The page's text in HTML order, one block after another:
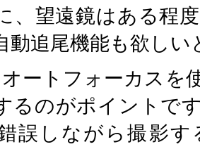
、望遠鏡はある程
動追尾機能も欲しい
ートフォーカスを
るのがポイントで
誤しながら撮影